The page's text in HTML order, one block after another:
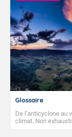
Glossaire
De l’anticyclone au
climat. Non
publications. Vous